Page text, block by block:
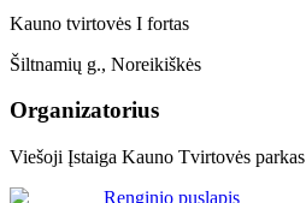
Kauno tvirtovės I fortas
Šiltnamių g., Noreikiškės
Organizatorius
Viešoji Įstaiga Kauno Tvirtovės parkas
Renginio puslapis